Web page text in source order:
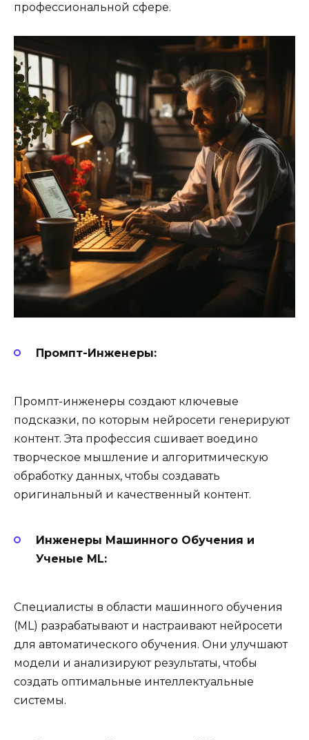
профессиональной сфере.
Промпт-Инженеры:
Промпт-инженеры создают ключевые
подсказки, по которым нейросети генерируют
контент. Эта профессия сшивает воедино
творческое мышление и алгоритмическую
обработку данных, чтобы создавать
оригинальный и качественный контент.
Инженеры Машинного Обучения и
Ученые ML:
Специалисты в области машинного обучения
(ML) разрабатывают и настраивают нейросети
для автоматического обучения. Они улучшают
модели и анализируют результаты, чтобы
создать оптимальные интеллектуальные
системы.